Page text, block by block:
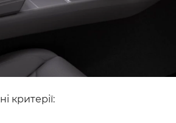
критерії: